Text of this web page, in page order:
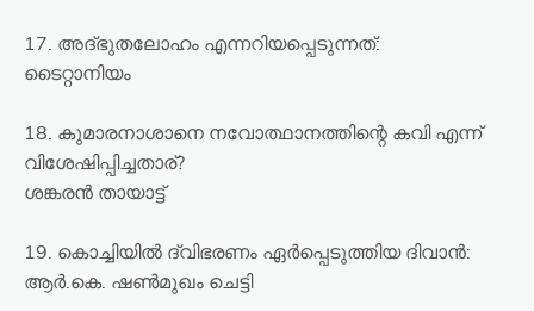
17. അദ്ഭുതലോഹം എന്നറിയപ്പെടുന്നത്:
ടൈറ്റാനിയം
18. കുമാരനാശാനെ നവോത്ഥാനത്തിന്റെ കവി എന്ന്
വിശേഷിപ്പിച്ചതാര്?
ശങ്കരൻ തായാട്ട്
19. കൊച്ചിയിൽ ദ്വിഭരണം ഏർപ്പെടുത്തിയ ദിവാൻ:
ആർ.കെ. ഷൺമുഖം ചെട്ടി